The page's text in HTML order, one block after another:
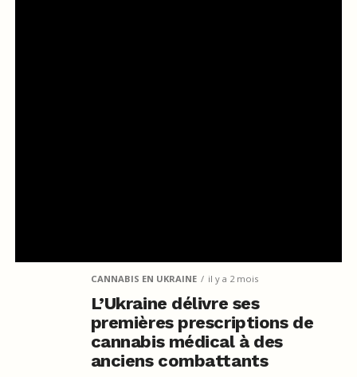
CANNABIS EN UKRAINE il y a 2 mois
L’Ukraine délivre ses
premières prescriptions de
cannabis médical à des
anciens combattants